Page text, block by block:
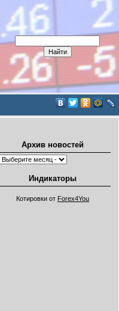
Архив новостей
Индикаторы
Котировки от Forex4You